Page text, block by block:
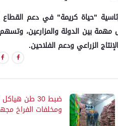
"حياة كريمة" في دعم
مهمة بين الدولة والمزارعين،
الزراعي ودعم الفلاحين.
ضبط 30 طن
ومخلفات الفراخ